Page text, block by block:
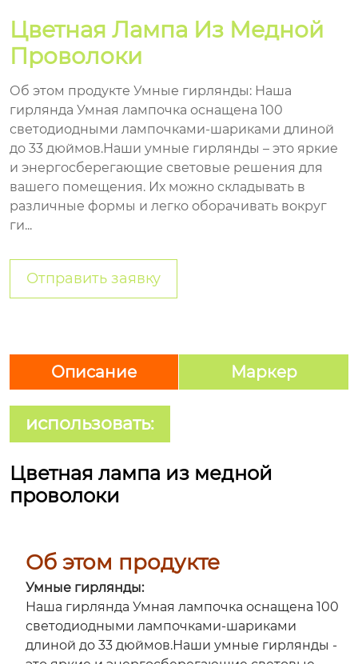
Цветная Лампа Из Медной
Проволоки
Об этом продукте Умные гирлянды: Наша
гирлянда Умная лампочка оснащена 100
светодиодными лампочками-шариками длиной
до 33 дюймов.Наши умные гирлянды – это яркие
и энергосберегающие световые решения для
вашего помещения. Их можно складывать в
различные формы и легко оборачивать вокруг
ги...
Отправить заявку
Описание Маркер
использовать:
Цветная лампа из медной
проволоки
Об этом продукте
Умные гирлянды:
Наша гирлянда Умная лампочка оснащена 100
светодиодными лампочками-шариками
длиной до 33 дюймов.Наши умные гирлянды -